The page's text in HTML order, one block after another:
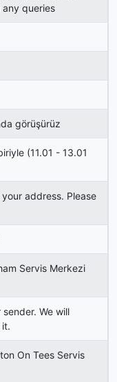
queries
görüşürüz
(11.01 - 13.01
address. Please
Servis Merkezi
We will
On Tees Servis